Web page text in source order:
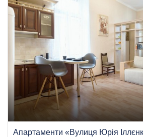
Апартаменти «Вулиця Юрія